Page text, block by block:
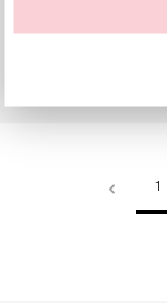
WIDE-FIT
1